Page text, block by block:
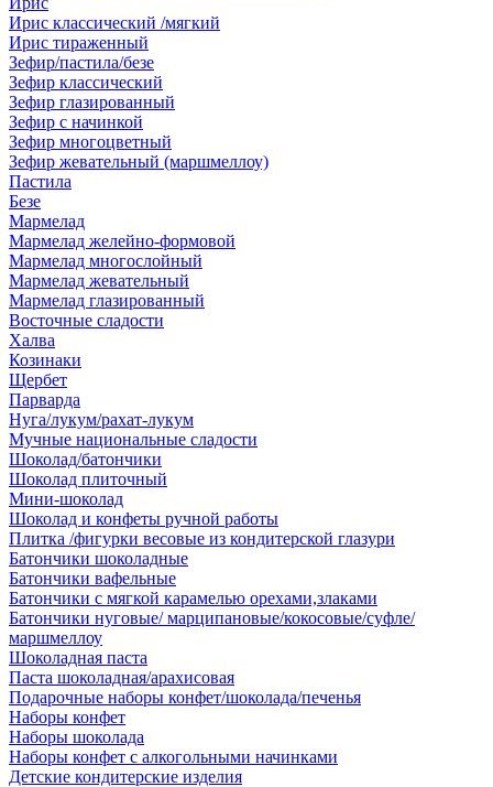
Ирис классический /мягкий
Ирис тираженный
Зефир/пастила/безе
Зефир классический
Зефир глазированный
Зефир с начинкой
Зефир многоцветный
Зефир жевательный (маршмеллоу)
Пастила
Безе
Мармелад
Мармелад желейно-формовой
Мармелад многослойный
Мармелад жевательный
Мармелад глазированный
Восточные сладости
Халва
Козинаки
Щербет
Парварда
Нуга/лукум/рахат-лукум
Мучные национальные сладости
Шоколад/батончики
Шоколад плиточный
Мини-шоколад
Шоколад и конфеты ручной работы
Плитка /фигурки весовые из кондитерской глазури
Батончики шоколадные
Батончики вафельные
Батончики с мягкой карамелью орехами,злаками
Батончики нуговые/ марципановые/кокосовые/суфле/
маршмеллоу
Шоколадная паста
Паста шоколадная/арахисовая
Подарочные наборы конфет/шоколада/печенья
Наборы конфет
Наборы шоколада
Наборы конфет с алкогольными начинками
Детские кондитерские изделия